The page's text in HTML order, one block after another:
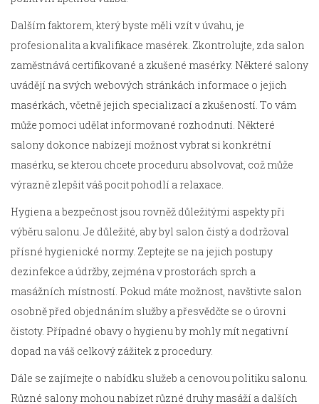
Dalším faktorem, který byste měli vzít v úvahu, je
profesionalita a kvalifikace masérek. Zkontrolujte, zda salon
zaměstnává certifikované a zkušené masérky. Některé salony
uvádějí na svých webových stránkách informace o jejich
masérkách, včetně jejich specializací a zkušeností. To vám
může pomoci udělat informované rozhodnutí. Některé
salony dokonce nabízejí možnost vybrat si konkrétní
masérku, se kterou chcete proceduru absolvovat, což může
výrazně zlepšit váš pocit pohodlí a relaxace.
Hygiena a bezpečnost jsou rovněž důležitými aspekty při
výběru salonu. Je důležité, aby byl salon čistý a dodržoval
přísné hygienické normy. Zeptejte se na jejich postupy
dezinfekce a údržby, zejména v prostorách sprch a
masážních místností. Pokud máte možnost, navštivte salon
osobně před objednáním služby a přesvědčte se o úrovni
čistoty. Případné obavy o hygienu by mohly mít negativní
dopad na váš celkový zážitek z procedury.
Dále se zajímejte o nabídku služeb a cenovou politiku salonu.
Různé salony mohou nabízet různé druhy masáží a dalších